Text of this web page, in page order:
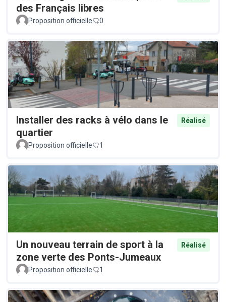
des Français libres
Proposition officielle 0
Installer des racks à vélo dans le
quartier
Réalisé
Proposition officielle 1
Un nouveau terrain de sport à la
zone verte des Ponts-Jumeaux
Réalisé
Proposition officielle 1